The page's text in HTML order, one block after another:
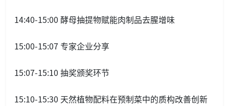
14:40-15:00 酵母抽提物赋能肉制品去腥增味
15:00-15:07 专家企业分享
15:07-15:10 抽奖颁奖环节
15:10-15:30 天然植物配料在预制菜中的质构改善创新